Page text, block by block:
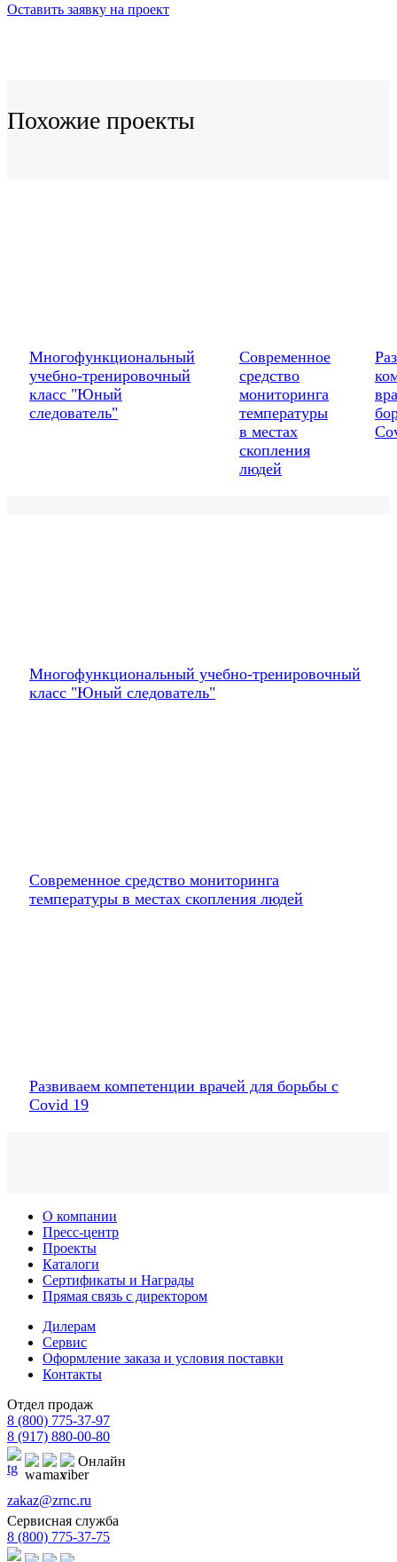
Оставить заявку на проект
Похожие проекты
Многофункциональный
учебно-тренировочный
класс "Юный
следователь"
Современное
средство
мониторинга
температуры
в местах
скопления
людей
Многофункциональный учебно-тренировочный
класс "Юный следователь"
Современное средство мониторинга
температуры в местах скопления людей
Развиваем компетенции врачей для борьбы с
Covid 19
О компании
Пресс-центр
Проекты
Каталоги
Сертификаты и Награды
Прямая связь с директором
Дилерам
Сервис
Оформление заказа и условия поставки
Контакты
Отдел продаж
8 (800) 775-37-97
8 (917) 880-00-80
Онлайн
zakaz@zrnc.ru
Сервисная служба
8 (800) 775-37-75